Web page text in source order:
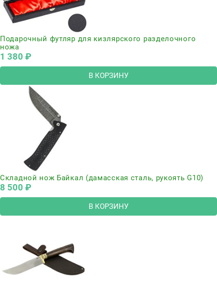
Подарочный футляр для кизлярского разделочного
ножа
1 380 ₽
В КОРЗИНУ
Складной нож Байкал (дамасская сталь, рукоять G10)
8 500 ₽
В КОРЗИНУ